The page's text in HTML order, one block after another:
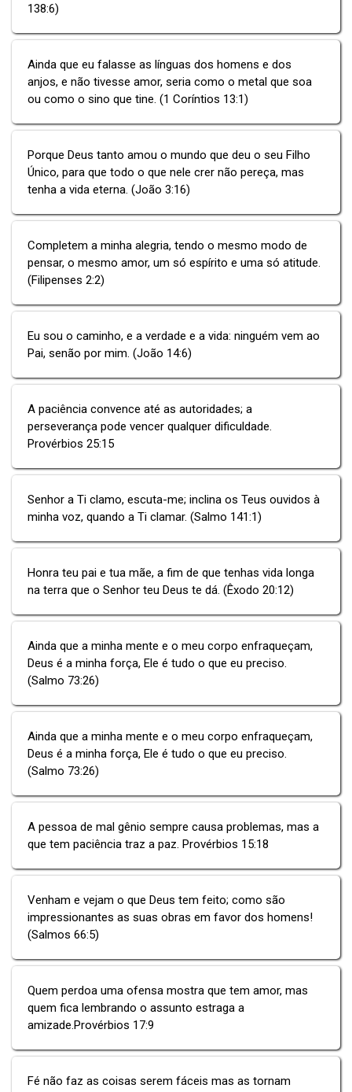
138:6)
Ainda que eu falasse as línguas dos homens e dos
anjos, e não tivesse amor, seria como o metal que soa
ou como o sino que tine. (1 Coríntios 13:1)
Porque Deus tanto amou o mundo que deu o seu Filho
Único, para que todo o que nele crer não pereça, mas
tenha a vida eterna. (João 3:16)
Completem a minha alegria, tendo o mesmo modo de
pensar, o mesmo amor, um só espírito e uma só atitude.
(Filipenses 2:2)
Eu sou o caminho, e a verdade e a vida: ninguém vem ao
Pai, senão por mim. (João 14:6)
A paciência convence até as autoridades; a
perseverança pode vencer qualquer dificuldade.
Provérbios 25:15
Senhor a Ti clamo, escuta-me; inclina os Teus ouvidos à
minha voz, quando a Ti clamar. (Salmo 141:1)
Honra teu pai e tua mãe, a fim de que tenhas vida longa
na terra que o Senhor teu Deus te dá. (Êxodo 20:12)
Ainda que a minha mente e o meu corpo enfraqueçam,
Deus é a minha força, Ele é tudo o que eu preciso.
(Salmo 73:26)
Ainda que a minha mente e o meu corpo enfraqueçam,
Deus é a minha força, Ele é tudo o que eu preciso.
(Salmo 73:26)
A pessoa de mal gênio sempre causa problemas, mas a
que tem paciência traz a paz. Provérbios 15:18
Venham e vejam o que Deus tem feito; como são
impressionantes as suas obras em favor dos homens!
(Salmos 66:5)
Quem perdoa uma ofensa mostra que tem amor, mas
quem fica lembrando o assunto estraga a
amizade.Provérbios 17:9
Fé não faz as coisas serem fáceis mas as tornam